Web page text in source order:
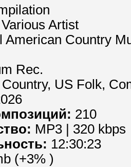
Various Artist
American Country
Rec.
Country, US Folk,
210
MP3 | 320 kbps
12:30:23
(+3% )